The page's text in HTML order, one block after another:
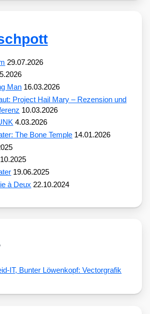
29.07.2026
Man 16.03.2026
Project Hail Mary – Rezension und
10.03.2026
4.03.2026
The Bone Temple 14.01.2026
19.06.2025
à Deux 22.10.2024